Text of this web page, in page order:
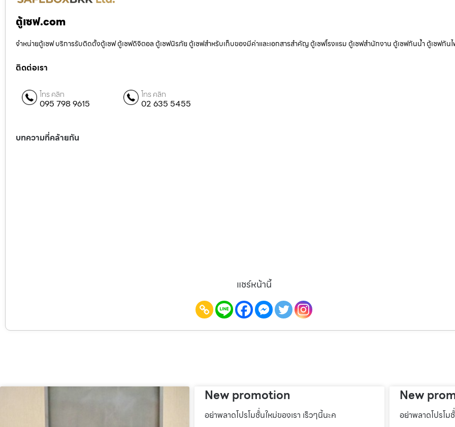
ตู้เซฟ.com
จำหน่ายตู้เซฟ บริการรับติดตั้งตู้เซฟ ตู้เซฟดิจิตอล ตู้เซฟนิรภัย ตู้เซฟสำหรับเก็บของมีค่าและเอกสารสำคัญ ตู้เซฟโรงแรม ตู้เซฟสำนักงาน ตู้เซฟกันน้ำ ตู้เซฟกัน
ติดต่อเรา
โทร คลิก
095 798 9615
โทร คลิก
02 635 5455
บทความที่คล้ายกัน
แชร์หน้านี้
New promotion
อย่าพลาดโปรโมชั้่นใหม่ของเรา เร็วๆนี้นะค
New
อย่าพลาดโปรโม